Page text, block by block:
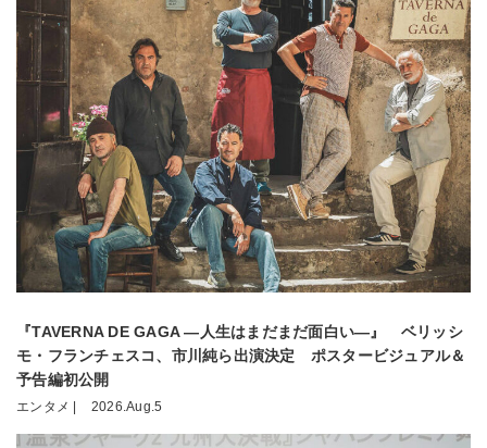
『TAVERNA DE GAGA ―人生はまだまだ面白い―』 ベリッシ
モ・フランチェスコ、市川純ら出演決定 ポスタービジュアル＆
予告編初公開
エンタメ | 2026.Aug.5